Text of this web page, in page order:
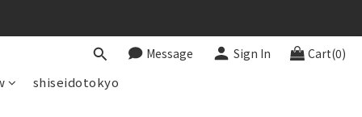
Message Sign In Cart(0)
shiseidotokyo